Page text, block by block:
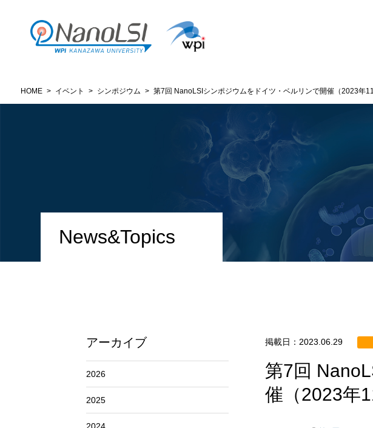
HOME > イベント > シンポジウム > 第7回 NanoLSIシンポジウムをドイツ・ベルリンで開催（2023年11
News&Topics
アーカイブ
2026
2025
2024
掲載日：2023.06.29
第7回
催（2023年